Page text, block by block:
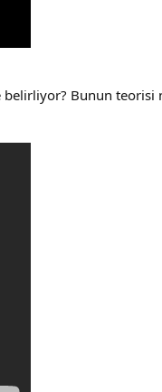
belirliyor? Bunun